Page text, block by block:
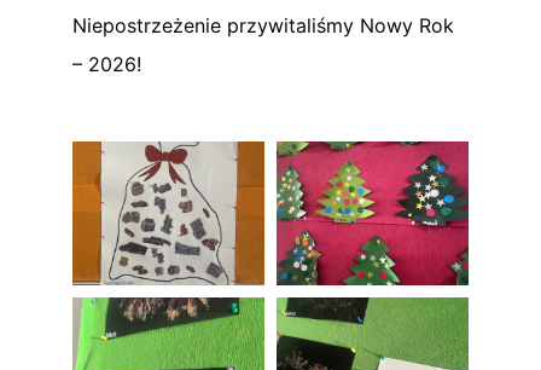
Niepostrzeżenie przywitaliśmy Nowy Rok
– 2026!